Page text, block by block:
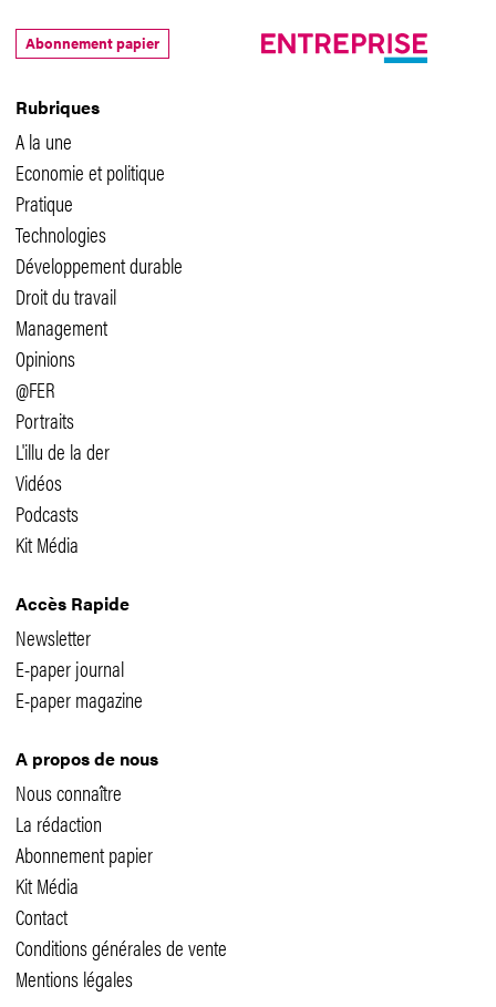
Rubriques
A la une
Economie et politique
Pratique
Technologies
Développement durable
Droit du travail
Management
Opinions
@FER
Portraits
L'illu de la der
Vidéos
Podcasts
Kit Média
Accès Rapide
Newsletter
E-paper journal
E-paper magazine
A propos de nous
Nous connaître
La rédaction
Abonnement papier
Kit Média
Contact
Conditions générales de vente
Mentions légales
Abonnement papier